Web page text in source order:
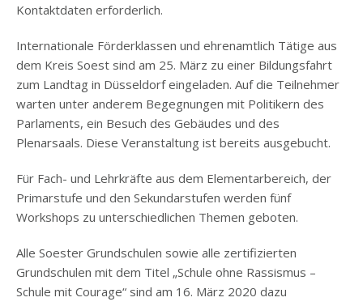
Kontaktdaten erforderlich.
Internationale Förderklassen und ehrenamtlich Tätige aus
dem Kreis Soest sind am 25. März zu einer Bildungsfahrt
zum Landtag in Düsseldorf eingeladen. Auf die Teilnehmer
warten unter anderem Begegnungen mit Politikern des
Parlaments, ein Besuch des Gebäudes und des
Plenarsaals. Diese Veranstaltung ist bereits ausgebucht.
Für Fach- und Lehrkräfte aus dem Elementarbereich, der
Primarstufe und den Sekundarstufen werden fünf
Workshops zu unterschiedlichen Themen geboten.
Alle Soester Grundschulen sowie alle zertifizierten
Grundschulen mit dem Titel „Schule ohne Rassismus –
Schule mit Courage“ sind am 16. März 2020 dazu